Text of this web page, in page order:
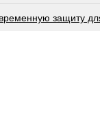
защиту